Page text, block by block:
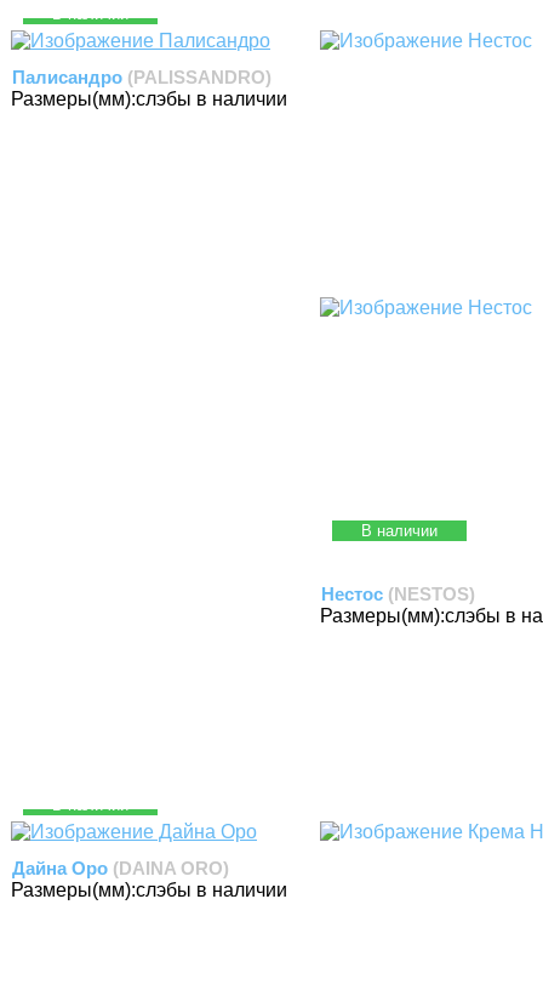
В наличии
Палисандро (PALISSANDRO)
Размеры(мм):слэбы в наличии
В наличии
Нестос (NESTOS)
Размеры(мм):слэбы в
В наличии
Дайна Оро (DAINA ORO)
Размеры(мм):слэбы в наличии